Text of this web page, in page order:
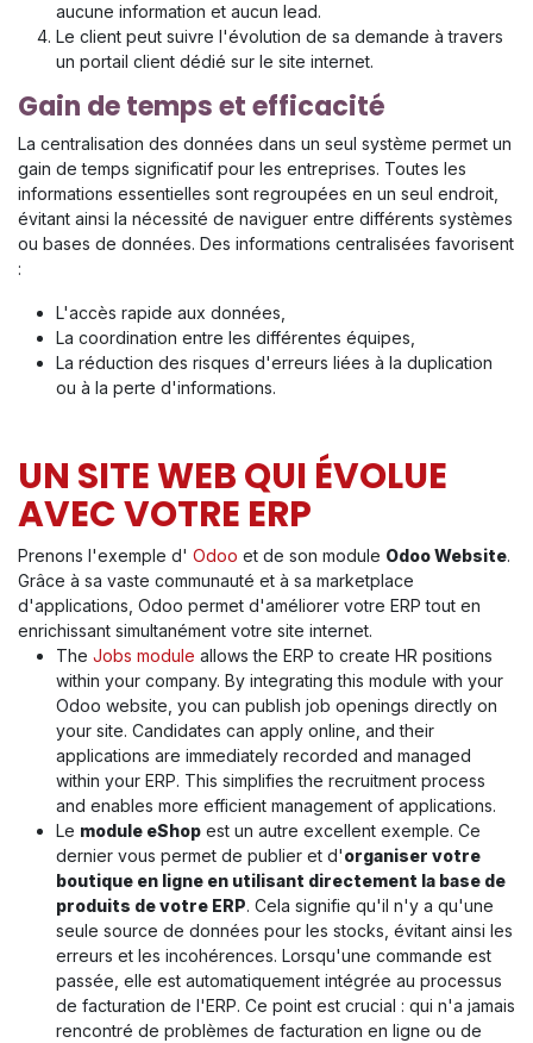
aucune information et aucun lead.
Le client peut suivre l'évolution de sa demande à travers
un portail client dédié sur le site internet.
Gain de temps et efficacité
La centralisation des données dans un seul système permet un
gain de temps significatif pour les entreprises. Toutes les
informations essentielles sont regroupées en un seul endroit,
évitant ainsi la nécessité de naviguer entre différents systèmes
ou bases de données. Des informations centralisées favorisent
:
L'accès rapide aux données,
La coordination entre les différentes équipes,
La réduction des risques d'erreurs liées à la duplication
ou à la perte d'informations.
UN SITE WEB QUI ÉVOLUE
AVEC VOTRE ERP
Prenons l'exemple d' Odoo et de son module Odoo Website.
Grâce à sa vaste communauté et à sa marketplace
d'applications, Odoo permet d'améliorer votre ERP tout en
enrichissant simultanément votre site internet.
The Jobs module allows the ERP to create HR positions
within your company. By integrating this module with your
Odoo website, you can publish job openings directly on
your site. Candidates can apply online, and their
applications are immediately recorded and managed
within your ERP. This simplifies the recruitment process
and enables more efficient management of applications.
Le module eShop est un autre excellent exemple. Ce
dernier vous permet de publier et d'organiser votre
boutique en ligne en utilisant directement la base de
produits de votre ERP. Cela signifie qu'il n'y a qu'une
seule source de données pour les stocks, évitant ainsi les
erreurs et les incohérences. Lorsqu'une commande est
passée, elle est automatiquement intégrée au processus
de facturation de l'ERP. Ce point est crucial : qui n'a jamais
rencontré de problèmes de facturation en ligne ou de